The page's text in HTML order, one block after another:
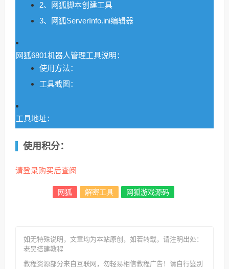
2、网狐脚本创建工具
3、网狐ServerInfo.ini编辑器
网狐6801机器人管理工具说明：
使用方法：
工具截图：
工具地址：
使用积分：
请登录购买后查阅
网狐 解密工具 网狐游戏源码
如无特殊说明，文章均为本站原创 ，如若转载，请注明出处：
老吴搭建教程
教程资源部分来自互联网，勿轻易相信教程广告！请自行鉴别